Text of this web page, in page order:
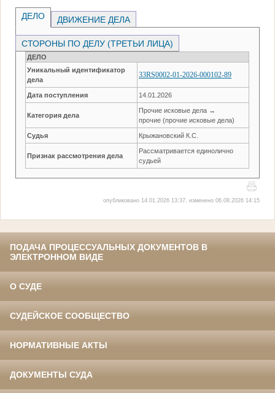
ДЕЛО ДВИЖЕНИЕ ДЕЛА
СТОРОНЫ ПО ДЕЛУ (ТРЕТЬИ ЛИЦА)
ДЕЛО
Уникальный идентификатор
дела
33RS0002-01-2026-000102-89
Дата поступления 14.01.2026
Категория дела
Прочие исковые дела →
прочие (прочие исковые дела)
Судья Крыжановский К.С.
Признак рассмотрения дела
Рассматривается единолично
судьей
опубликовано 14.01.2026 13:37, изменено 06.08.2026 14:15
ПОДАЧА ПРОЦЕССУАЛЬНЫХ ДОКУМЕНТОВ В
ЭЛЕКТРОННОМ ВИДЕ
О СУДЕ
СУДЕЙСКОЕ СООБЩЕСТВО
НОРМАТИВНЫЕ АКТЫ
ДОКУМЕНТЫ СУДА